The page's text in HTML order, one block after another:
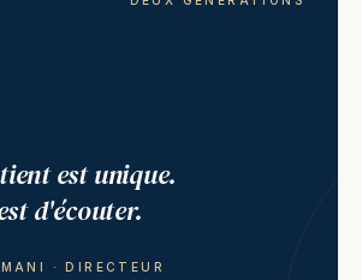
est unique.
d'écouter.
· DIRECTEUR